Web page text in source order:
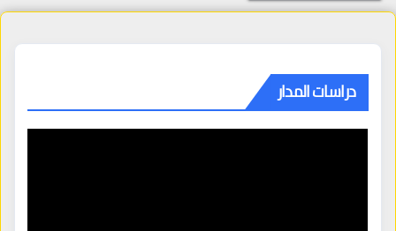
دراسات المدار